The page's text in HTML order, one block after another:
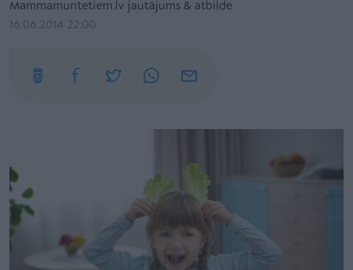
Mammamuntetiem.lv jautājums & atbilde
16.06.2014 22:00